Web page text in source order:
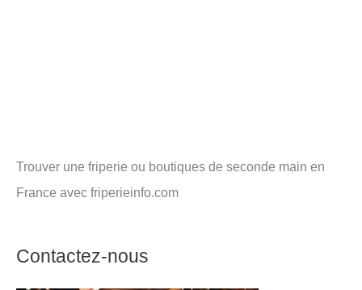
Trouver une friperie ou boutiques de seconde main en
France avec friperieinfo.com
Contactez-nous